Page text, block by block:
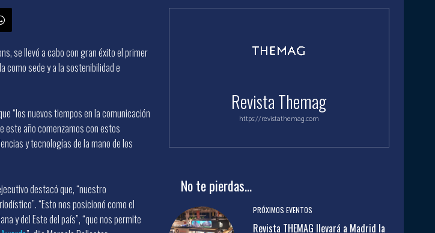
se llevó a cabo con gran éxito el primer
como sede y a la sostenibilidad e
“los nuevos tiempos en la comunicación
este año comenzamos con estos
y tecnologías de la mano de los
destacó que, “nuestro
“Esto nos posicionó como el
y del Este del país”, “que nos permite
Revista Themag
https://revistathemag.com
No te pierdas...
PRÓXIMOS EVENTOS
Revista THEMAG llevará a Madrid la